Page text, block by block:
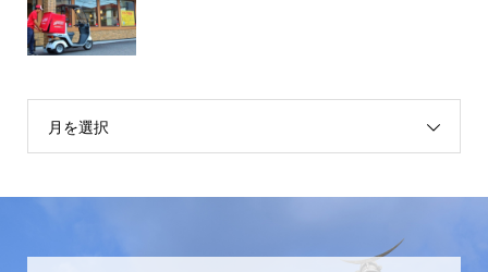
月を選択